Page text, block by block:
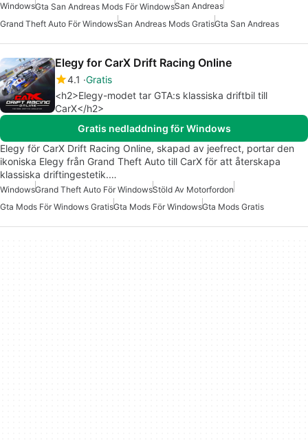
WindowsGta San Andreas Mods För WindowsSan Andreas
Grand Theft Auto För WindowsSan Andreas Mods GratisGta San Andreas
Elegy for CarX Drift Racing Online
4.1 Gratis
<h2>Elegy-modet tar GTA:s klassiska driftbil till
CarX</h2>
Gratis nedladdning för Windows
Elegy för CarX Drift Racing Online, skapad av jeefrect, portar den
ikoniska Elegy från Grand Theft Auto till CarX för att återskapa
klassiska driftingestetik.…
WindowsGrand Theft Auto För WindowsStöld Av Motorfordon
Gta Mods För Windows GratisGta Mods För WindowsGta Mods Gratis